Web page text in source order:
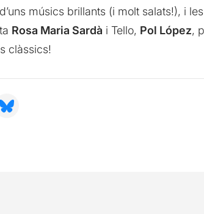
músics brillants (i molt salats!), i
Rosa Maria Sardà i Tello, Pol López,
clàssics!